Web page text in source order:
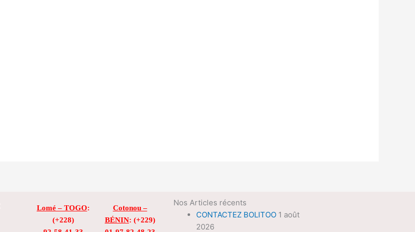
Lomé – TOGO:
(+228)
Cotonou –
BÉNIN: (+229)
Nos Articles récents
CONTACTEZ BOLITOO 1 août
2026